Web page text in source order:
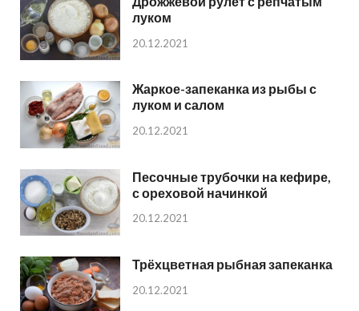
луком
20.12.2021
Жаркое-запеканка из рыбы с
луком и салом
20.12.2021
Песочные трубочки на кефире,
с ореховой начинкой
20.12.2021
Трёхцветная рыбная запеканка
20.12.2021